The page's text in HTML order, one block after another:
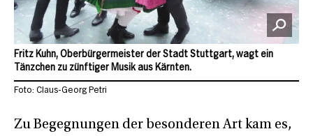
Fritz Kuhn, Oberbürgermeister der Stadt Stuttgart, wagt ein
Tänzchen zu zünftiger Musik aus Kärnten.
Foto: Claus-Georg Petri
Zu Begegnungen der besonderen Art kam es,